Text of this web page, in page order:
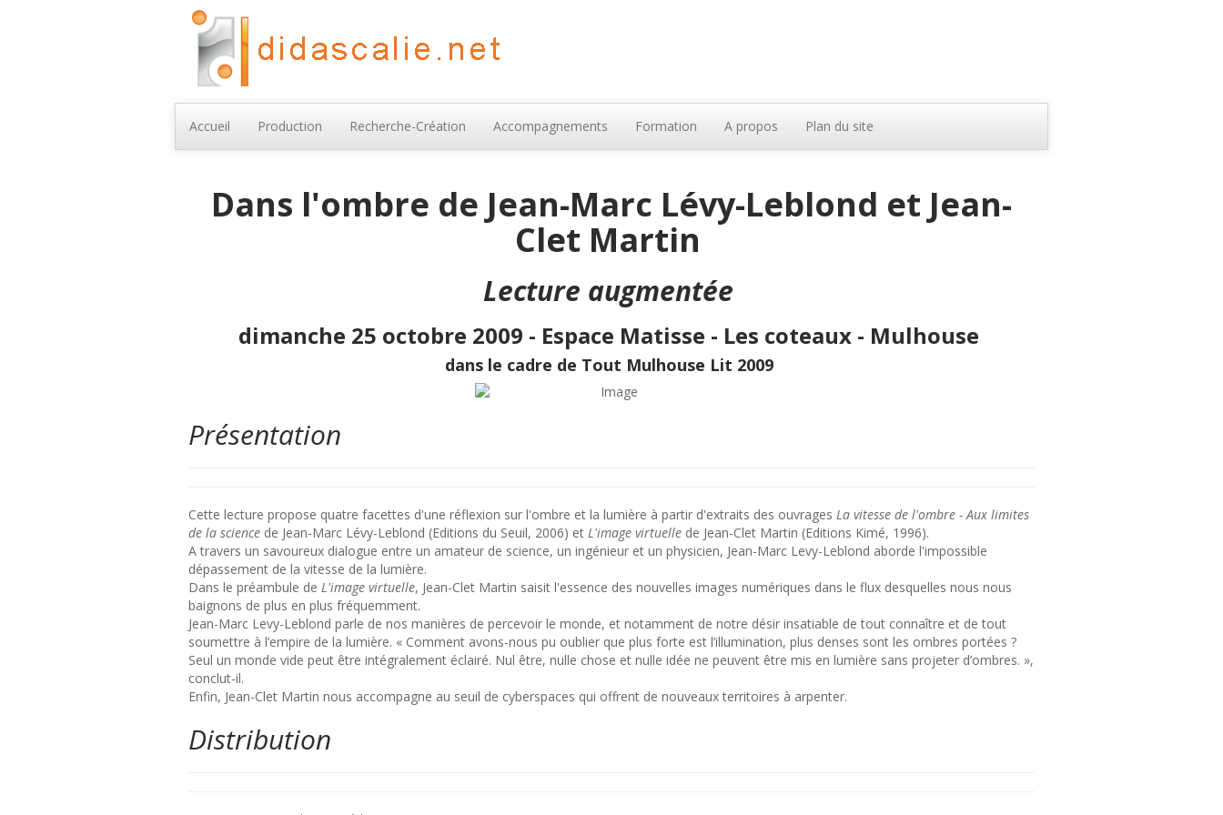
Accueil Production Recherche-Création Accompagnements Formation A propos Plan du site
Dans l'ombre de Jean-Marc Lévy-Leblond et Jean-
Clet Martin
Lecture augmentée
dimanche 25 octobre 2009 - Espace Matisse - Les coteaux - Mulhouse
dans le cadre de Tout Mulhouse Lit 2009
Présentation
Cette lecture propose quatre facettes d'une réflexion sur l'ombre et la lumière à partir d'extraits des ouvrages La vitesse de l'ombre - Aux limites
de la science de Jean-Marc Lévy-Leblond (Editions du Seuil, 2006) et L'image virtuelle de Jean-Clet Martin (Editions Kimé, 1996).
A travers un savoureux dialogue entre un amateur de science, un ingénieur et un physicien, Jean-Marc Levy-Leblond aborde l'impossible
dépassement de la vitesse de la lumière.
Dans le préambule de L'image virtuelle, Jean-Clet Martin saisit l'essence des nouvelles images numériques dans le flux desquelles nous nous
baignons de plus en plus fréquemment.
Jean-Marc Levy-Leblond parle de nos manières de percevoir le monde, et notamment de notre désir insatiable de tout connaître et de tout
soumettre à l’empire de la lumière. « Comment avons-nous pu oublier que plus forte est l’illumination, plus denses sont les ombres portées ?
Seul un monde vide peut être intégralement éclairé. Nul être, nulle chose et nulle idée ne peuvent être mis en lumière sans projeter d’ombres. »,
conclut-il.
Enfin, Jean-Clet Martin nous accompagne au seuil de cyberspaces qui offrent de nouveaux territoires à arpenter.
Distribution